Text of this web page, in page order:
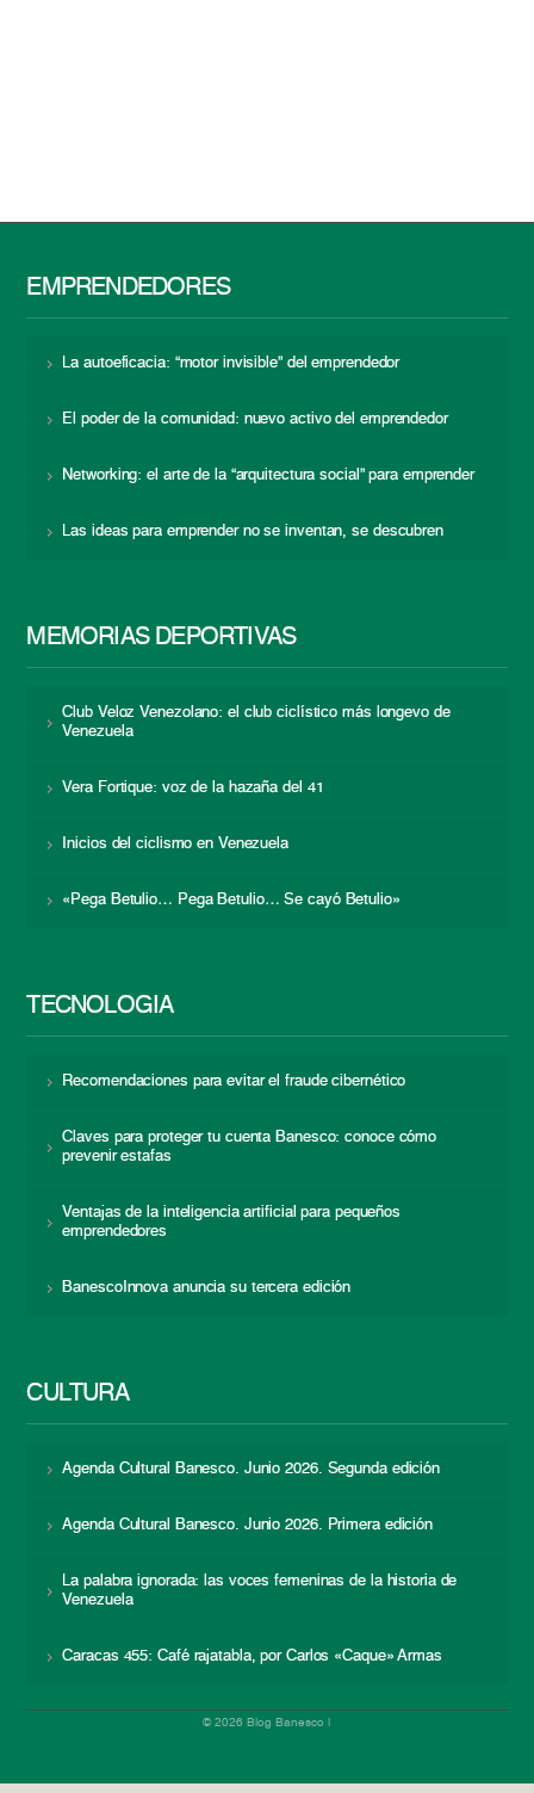
EMPRENDEDORES
La autoeficacia: “motor invisible” del emprendedor
El poder de la comunidad: nuevo activo del emprendedor
Networking: el arte de la “arquitectura social” para emprender
Las ideas para emprender no se inventan, se descubren
MEMORIAS DEPORTIVAS
Club Veloz Venezolano: el club ciclístico más longevo de
Venezuela
Vera Fortique: voz de la hazaña del 41
Inicios del ciclismo en Venezuela
«Pega Betulio… Pega Betulio… Se cayó Betulio»
TECNOLOGÍA
Recomendaciones para evitar el fraude cibernético
Claves para proteger tu cuenta Banesco: conoce cómo
prevenir estafas
Ventajas de la inteligencia artificial para pequeños
emprendedores
BanescoInnova anuncia su tercera edición
CULTURA
Agenda Cultural Banesco. Junio 2026. Segunda edición
Agenda Cultural Banesco. Junio 2026. Primera edición
La palabra ignorada: las voces femeninas de la historia de
Venezuela
Caracas 455: Café rajatabla, por Carlos «Caque» Armas
© 2026 Blog Banesco |